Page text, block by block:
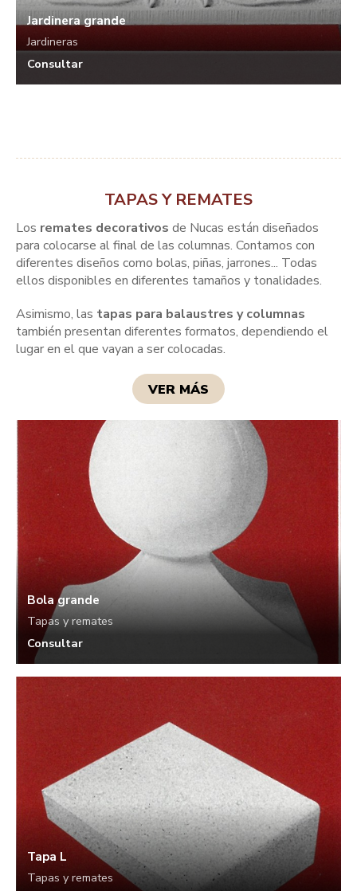
Jardinera grande
Jardineras
Consultar
TAPAS Y REMATES
Los remates decorativos de Nucas están diseñados
para colocarse al final de las columnas. Contamos con
diferentes diseños como bolas, piñas, jarrones... Todas
ellos disponibles en diferentes tamaños y tonalidades.
Asimismo, las tapas para balaustres y columnas
también presentan diferentes formatos, dependiendo el
lugar en el que vayan a ser colocadas.
VER MÁS
Bola grande
Tapas y remates
Consultar
Tapa L
Tapas y remates